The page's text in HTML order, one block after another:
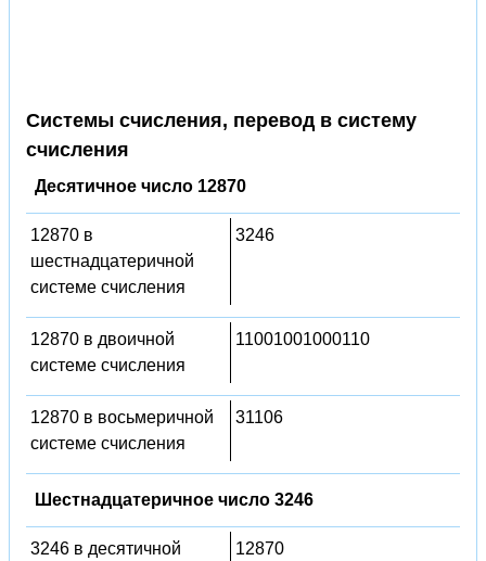
Системы счисления, перевод в систему
счисления
Десятичное число 12870
12870 в
шестнадцатеричной
системе счисления
3246
12870 в двоичной
системе счисления
11001001000110
12870 в восьмеричной
системе счисления
31106
Шестнадцатеричное число 3246
3246 в десятичной
12870